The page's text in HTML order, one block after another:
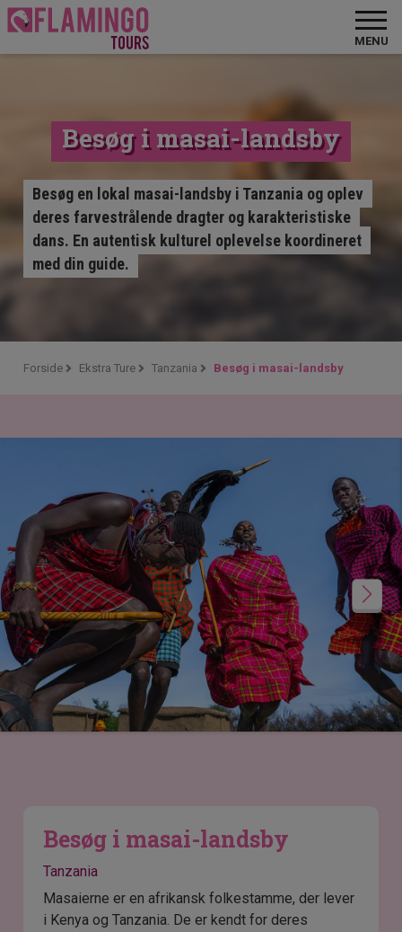
MENU
Besøg i masai-landsby
Besøg en lokal masai-landsby i Tanzania og oplev
deres farvestrålende dragter og karakteristiske
dans. En autentisk kulturel oplevelse koordineret
med din guide.
Forside Ekstra Ture Tanzania Besøg i masai-landsby
Besøg i masai-landsby
Tanzania
Masaierne er en afrikansk folkestamme, der lever
i Kenya og Tanzania. De er kendt for deres